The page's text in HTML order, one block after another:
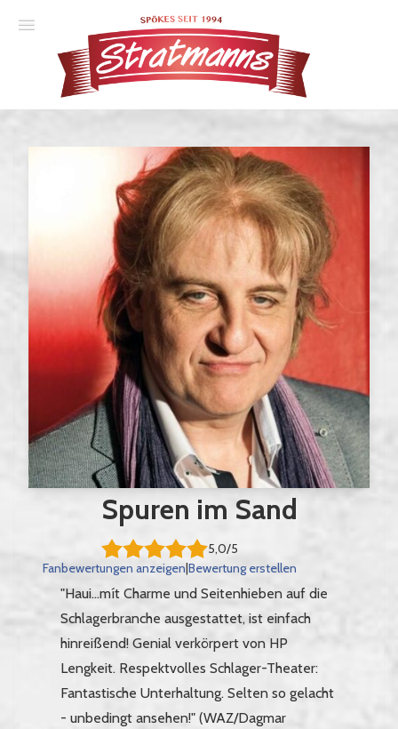
Anmelden
Spuren im Sand
5,0/5
Fanbewertungen anzeigen|Bewertung erstellen
"Haui...mít Charme und Seitenhieben auf die
Schlagerbranche ausgestattet, ist einfach
hinreißend! Genial verkörpert von HP
Lengkeit. Respektvolles Schlager-Theater:
Fantastische Unterhaltung. Selten so gelacht
- unbedingt ansehen!" (WAZ/Dagmar